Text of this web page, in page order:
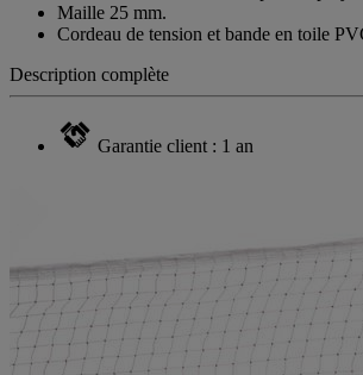
Maille 25 mm.
Cordeau de tension et bande en toile
Description complète
Garantie client : 1 an